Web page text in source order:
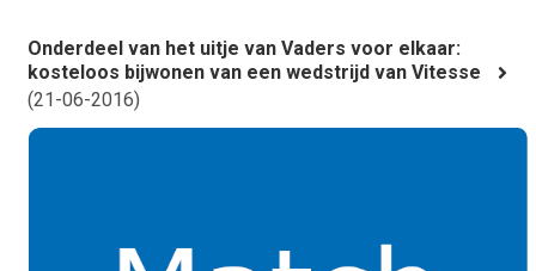
Onderdeel van het uitje van Vaders voor elkaar:
kosteloos bijwonen van een wedstrijd van Vitesse
(21-06-2016)